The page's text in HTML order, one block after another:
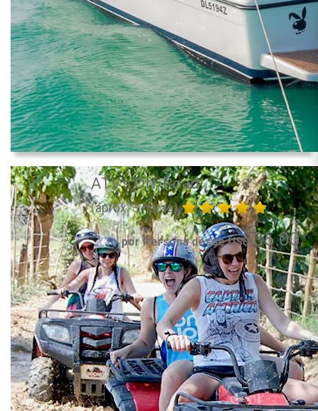
ATV's Off-Road
(aprox. 3 horas)
por Persona desde US$35.00